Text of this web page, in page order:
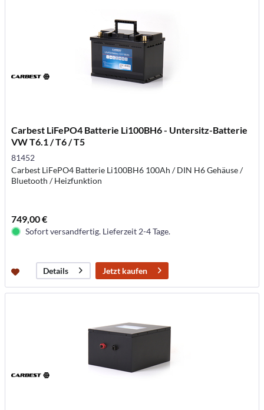
Carbest LiFePO4 Batterie Li100BH6 - Untersitz-Batterie
VW T6.1 / T6 / T5
81452
Carbest LiFePO4 Batterie Li100BH6 100Ah / DIN H6 Gehäuse /
Bluetooth / Heizfunktion
749,00 €
Sofort versandfertig. Lieferzeit 2-4 Tage.
Details Jetzt kaufen